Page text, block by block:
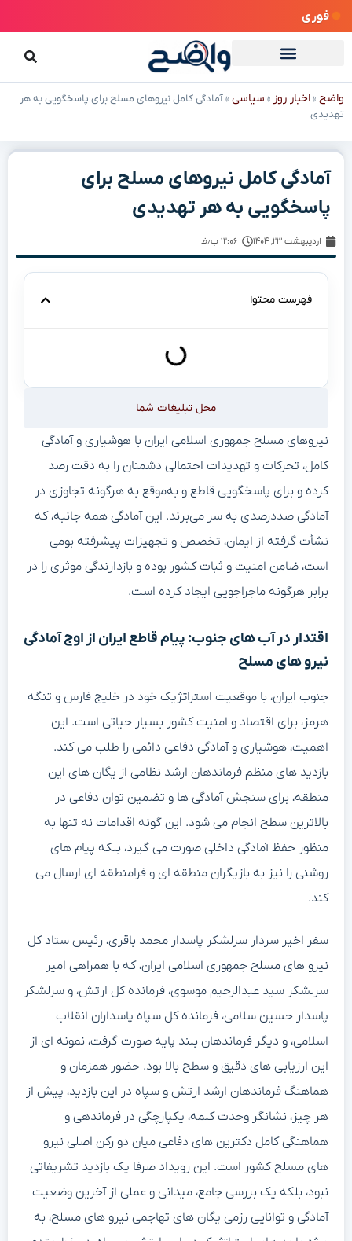
فوری
واضح »اخبار روز » سیاسی »آمادگی کامل نیروهای مسلح برای پاسخگویی به هر
تهدیدی
آمادگی کامل نیروهای مسلح برای
پاسخگویی به هر تهدیدی
اردیبهشت ۲۳, ۱۴۰۴ ۱۲:۰۶ ب٫ظ
فهرست محتوا
محل تبلیغات شما
نیروهای مسلح جمهوری اسلامی ایران با هوشیاری و آمادگی
کامل، تحرکات و تهدیدات احتمالی دشمنان را به دقت رصد
کرده و برای پاسخگویی قاطع و به‌موقع به هرگونه تجاوزی در
آمادگی صددرصدی به سر می‌برند. این آمادگی همه جانبه، که
نشأت گرفته از ایمان، تخصص و تجهیزات پیشرفته بومی
است، ضامن امنیت و ثبات کشور بوده و بازدارندگی موثری را در
برابر هرگونه ماجراجویی ایجاد کرده است.
اقتدار در آب های جنوب: پیام قاطع ایران از اوج آمادگی
نیرو های مسلح
جنوب ایران، با موقعیت استراتژیک خود در خلیج فارس و تنگه
هرمز، برای اقتصاد و امنیت کشور بسیار حیاتی است. این
اهمیت، هوشیاری و آمادگی دفاعی دائمی را طلب می کند.
بازدید های منظم فرماندهان ارشد نظامی از یگان های این
منطقه، برای سنجش آمادگی ها و تضمین توان دفاعی در
بالاترین سطح انجام می شود. این گونه اقدامات نه تنها به
منظور حفظ آمادگی داخلی صورت می گیرد، بلکه پیام های
روشنی را نیز به بازیگران منطقه ای و فرامنطقه ای ارسال می
کند.
سفر اخیر سردار سرلشکر پاسدار محمد باقری، رئیس ستاد کل
نیرو های مسلح جمهوری اسلامی ایران، که با همراهی امیر
سرلشکر سید عبدالرحیم موسوی، فرمانده کل ارتش، و سرلشکر
پاسدار حسین سلامی، فرمانده کل سپاه پاسداران انقلاب
اسلامی، و دیگر فرماندهان بلند پایه صورت گرفت، نمونه ای از
این ارزیابی های دقیق و سطح بالا بود. حضور همزمان و
هماهنگ فرماندهان ارشد ارتش و سپاه در این بازدید، پیش از
هر چیز، نشانگر وحدت کلمه، یکپارچگی در فرماندهی و
هماهنگی کامل دکترین های دفاعی میان دو رکن اصلی نیرو
های مسلح کشور است. این رویداد صرفا یک بازدید تشریفاتی
نبود، بلکه یک بررسی جامع، میدانی و عملی از آخرین وضعیت
آمادگی و توانایی رزمی یگان های تهاجمی نیرو های مسلح، به